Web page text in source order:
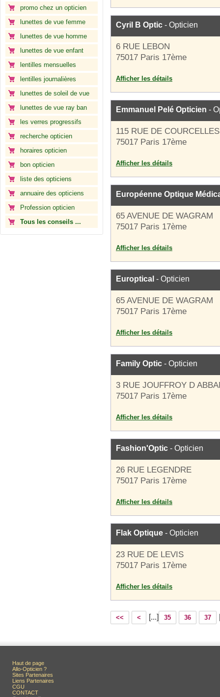
promo chez un opticien
lunettes de vue femme
lunettes de vue homme
lunettes de vue enfant
lentilles mensuelles
lentilles journalières
lunettes de soleil de vue
lunettes de vue ray ban
les verres progressifs
recherche opticien
horaires opticien
bon opticien
liste des opticiens
annuaire des opticiens
Profession opticien
Tous les conseils ...
Cyril B Optic - Opticien
6 RUE LEBON
75017 Paris 17ème
Afficher les détails
Emmanuel Pelé Opticien -
115 RUE DE COURCELLES
75017 Paris 17ème
Afficher les détails
Européenne Optique
65 AVENUE DE WAGRAM
75017 Paris 17ème
Afficher les détails
Europtical - Opticien
65 AVENUE DE WAGRAM
75017 Paris 17ème
Afficher les détails
Family Optic - Opticien
3 RUE JOUFFROY D
75017 Paris 17ème
Afficher les détails
Fashion'Optic - Opticien
26 RUE LEGENDRE
75017 Paris 17ème
Afficher les détails
Flak Optique - Opticien
23 RUE DE LEVIS
75017 Paris 17ème
Afficher les détails
<< < [...] 35 36 37
Haut de page
Allo-Opticien ?
Sites Partenaires
Liens Partenaires
CGU
CONTACT